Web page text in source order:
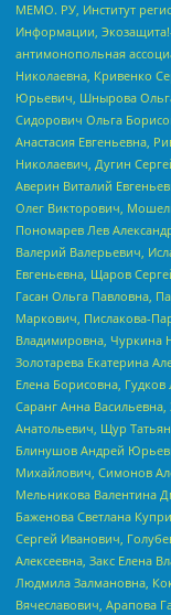
МЕМО. РУ, Институт
Информации,
антимонопольная
Николаевна, Кривенко
Юрьевич, Шнырова
Сидорович Ольга
Анастасия Евгеньевна,
Николаевич, Дугин
Аверин Виталий
Олег Викторович,
Пономарев Лев
Валерий Валерьевич,
Евгеньевна, Щаров
Гасан Ольга Павловна,
Маркович, Пислакова-
Владимировна, Чуркина
Золотарева Екатерина
Елена Борисовна,
Саранг Анна
Анатольевич, Щур
Блинушов Андрей
Михайлович, Симонов
Мельникова Валентина
Баженова Светлана
Сергей Иванович,
Алексеевна, Закс Елена
Людмила Залмановна,
Вячеславович, Арапова